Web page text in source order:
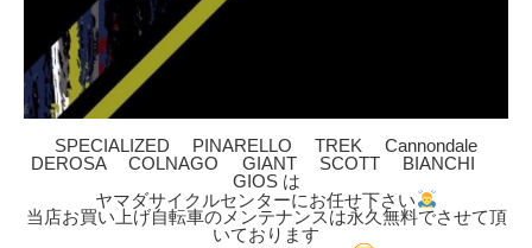
SPECIALIZED PINARELLO TREK Cannondale
DEROSA COLNAGO GIANT SCOTT BIANCHI
GIOS は
ヤマダサイクルセンターにお任せ下さい
当店お買い上げ自転車のメンテナンスは永久無料でさせて頂
いております